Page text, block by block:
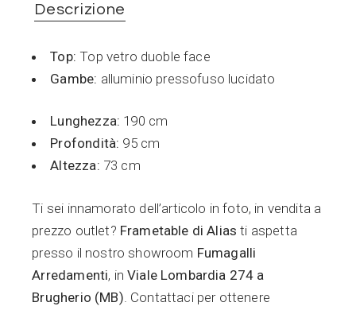
Descrizione
Top: Top vetro duoble face
Gambe: alluminio pressofuso lucidato
Lunghezza: 190 cm
Profondità: 95 cm
Altezza: 73 cm
Ti sei innamorato dell’articolo in foto, in vendita a
prezzo outlet? Frametable di Alias ti aspetta
presso il nostro showroom Fumagalli
Arredamenti, inViale Lombardia 274 a
Brugherio (MB) . Contattaci per ottenere